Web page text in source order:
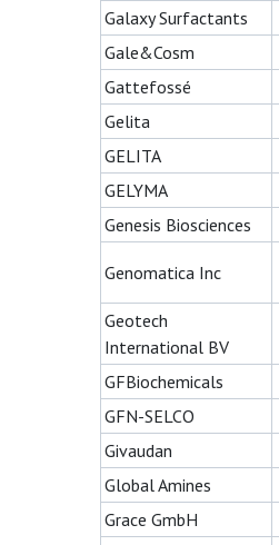
Galaxy Surfactants
Gale&Cosm
Gattefossé
Gelita
GELITA
GELYMA
Genesis Biosciences
Genomatica Inc
Geotech
International BV
GFBiochemicals
GFN-SELCO
Givaudan
Global Amines
Grace GmbH